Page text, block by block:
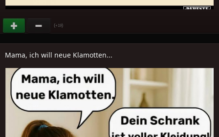
(+19)
Mama, ich will neue Klamotten...